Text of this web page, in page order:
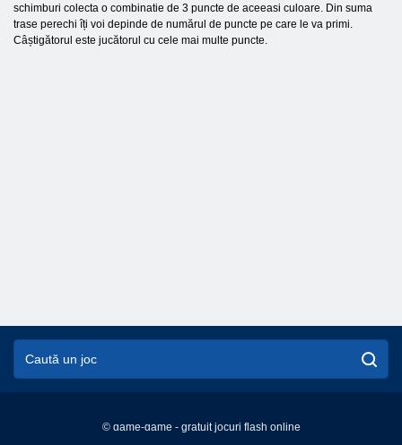
schimburi colecta o combinatie de 3 puncte de aceeasi culoare. Din suma
trase perechi îți voi depinde de numărul de puncte pe care le va primi.
Câștigătorul este jucătorul cu cele mai multe puncte.
© game-game - gratuit jocuri flash online